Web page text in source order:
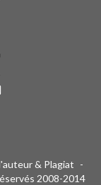
& Plagiat -
2008-2014